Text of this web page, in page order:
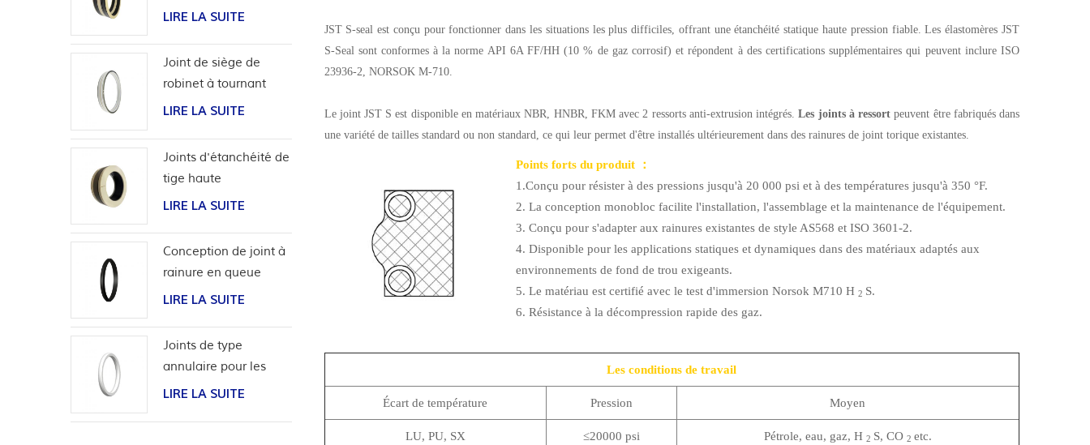
JST S-seal est conçu pour fonctionner dans les situations les plus difficiles, offrant une étanchéité statique haute pression fiable. Les élastomères JST
S-Seal sont conformes à la norme API 6A FF/HH (10 % de gaz corrosif) et répondent à des certifications supplémentaires qui peuvent inclure ISO
23936-2, NORSOK M-710.
Le joint JST S est disponible en matériaux NBR, HNBR, FKM avec 2 ressorts anti-extrusion intégrés.Les joints à ressortpeuvent être fabriqués dans
une variété de tailles standard ou non standard, ce qui leur permet d'être installés ultérieurement dans des rainures de joint torique existantes.
Points forts du produit ：
1.Conçu pour résister à des pressions jusqu'à 20 000 psi et à des températures jusqu'à 350 °F.
2. La conception monobloc facilite l'installation, l'assemblage et la maintenance de l'équipement.
3. Conçu pour s'adapter aux rainures existantes de style AS568 et ISO 3601-2.
4. Disponible pour les applications statiques et dynamiques dans des matériaux adaptés aux
environnements de fond de trou exigeants.
5. Le matériau est certifié avec le test d'immersion Norsok M710 H 2 S.
6. Résistance à la décompression rapide des gaz.
Les conditions de travail
Écart de température Pression Moyen
LU, PU, ​​SX ≤20000 psi Pétrole, eau, gaz, H 2 S, CO 2 etc.
d'outils de puits
LIRE LA SUITE
Joint de siège de
robinet à tournant
sphérique haute
LIRE LA SUITE
Joints d'étanchéité de
tige haute
performance pour
LIRE LA SUITE
Conception de joint à
rainure en queue
d'aronde pour tubage
LIRE LA SUITE
Joints de type
annulaire pour les
tests de pression de
LIRE LA SUITE